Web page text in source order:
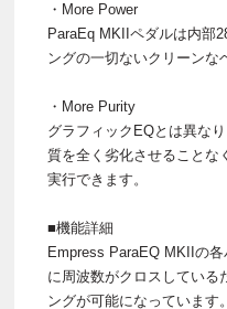
・More Power
ParaEq MKIIペダルは内部
ングの一切ないクリーンな
・More Purity
グラフィックEQとは異な
質を全く劣化させることな
実行できます。
■機能詳細
Empress ParaEQ MKIIの
に周波数がクロスしている
ングが可能になっています。